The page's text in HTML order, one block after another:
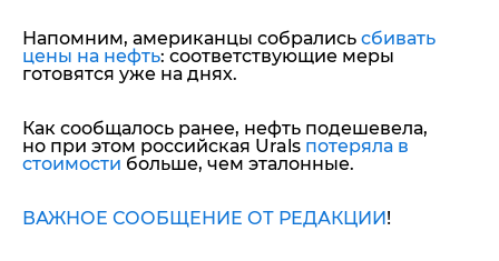
Напомним, американцы собрались сбивать
цены на нефть: соответствующие меры
готовятся уже на днях.
Как сообщалось ранее, нефть подешевела,
но при этом российская Urals потеряла в
стоимости больше, чем эталонные.
ВАЖНОЕ СООБЩЕНИЕ ОТ РЕДАКЦИИ!